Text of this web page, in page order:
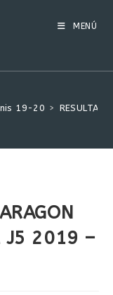
MENÚ
19-20 >
J5 2019 –